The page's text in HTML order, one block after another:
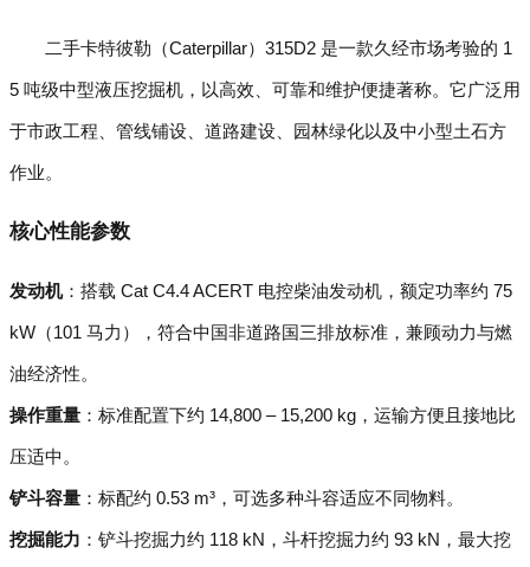
二手卡特彼勒（Caterpillar）315D2 是一款久经市场考验的 1
5 吨级中型液压挖掘机，以高效、可靠和维护便捷著称。它广泛用
于市政工程、管线铺设、道路建设、园林绿化以及中小型土石方
作业。
核心性能参数
发动机：搭载 Cat C4.4 ACERT 电控柴油发动机，额定功率约 75
kW（101 马力），符合中国非道路国三排放标准，兼顾动力与燃
油经济性。
操作重量 ：标准配置下约 14,800 – 15,200 kg，运输方便且接地比
压适中。
铲斗容量 ：标配约 0.53 m³，可选多种斗容适应不同物料。
挖掘能力 ：铲斗挖掘力约 118 kN，斗杆挖掘力约 93 kN，最大挖